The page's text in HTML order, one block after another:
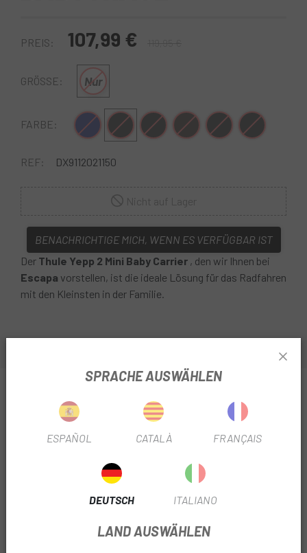
PREIS: 107,99 €
GRÖSSE: Nur
FARBE: DunkelblauSchwarz
Schwarz Gelb
Schwarz Blau
Schwarzgrau
Schwarz-Hellblau
REF: DX9112021150
BENACHRICHTIGE MICH, WENN ES VERFÜGBAR IST
Der Thule Yepp 2 Mini Baby Carrier , den wir Ihnen bei
Escapa vorstellen, ist die ideale Lösung für das Radfahren
mit den Kleinsten in der Familie.
BABYTRAGE
PRODUKTBLATT
2025
Vorne
SPRACHE AUSWÄHLEN
ESPAÑOL CATALÀ FRANÇAIS
DEUTSCH ITALIANO
LAND AUSWÄHLEN